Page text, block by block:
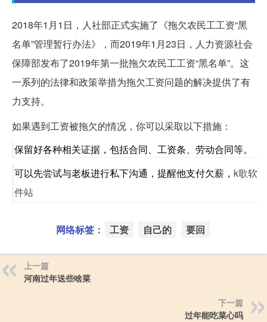
2018年1月1日，人社部正式实施了《拖欠农民工工资“黑
名单”管理暂行办法》，而2019年1月23日，人力资源社会
保障部发布了2019年第一批拖欠农民工工资“黑名单”。这
一系列的法律和政策举措为拖欠工资问题的解决提供了有
力支持。
如果遇到工资被拖欠的情况，你可以采取以下措施：
保留好各种相关证据，包括合同、工资条、劳动合同等。
可以先尝试与老板进行私下沟通，提醒他支付欠薪， k歌软
件站
网络标签： 工资 自己的 要回
上一篇
河南过年送些啥菜
下一篇
过年能吃菜心吗